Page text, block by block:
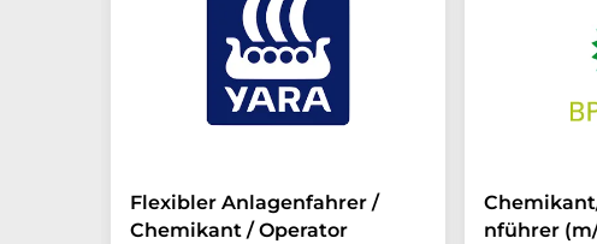
Flexibler Anlagenfahrer /
Chemikant / Operator
nführer